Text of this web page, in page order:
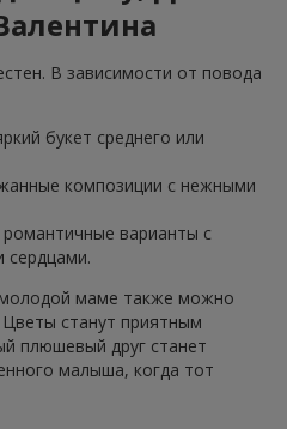
В зависимости от повода
букет среднего или
композиции с нежными
варианты с
молодой маме также можно
станут приятным
плюшевый друг станет
малыша, когда тот